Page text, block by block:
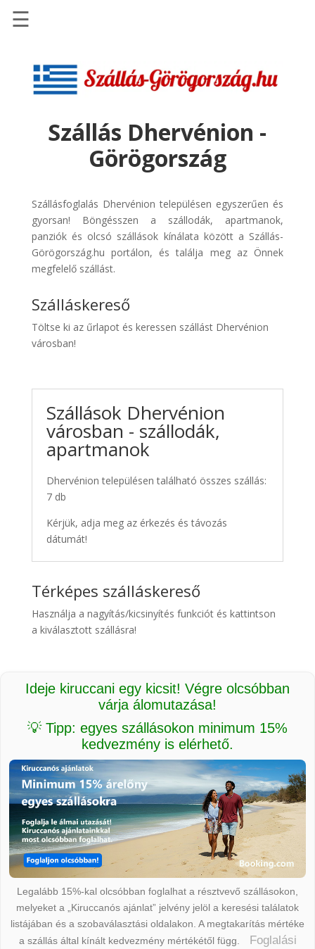
Szállások
Repülőjegy
pénzvisszatérítéssel
Discover
Cars
Transzfer
Kiwi
Taxi
☰
Szállás Dhervénion -
Görögország
Szállásfoglalás Dhervénion településen egyszerűen és
gyorsan! Böngésszen a szállodák, apartmanok,
panziók és olcsó szállások kínálata között a Szállás-
Görögország.hu portálon, és találja meg az Önnek
megfelelő szállást.
Szálláskereső
Töltse ki az űrlapot és keressen szállást Dhervénion
városban!
Szállások Dhervénion
városban - szállodák,
apartmanok
Dhervénion településen található összes szállás:
7 db
Kérjük, adja meg az érkezés és távozás
dátumát!
Térképes szálláskereső
Használja a nagyítás/kicsinyítés funkciót és kattintson
a kiválasztott szállásra!
Ideje kiruccani egy kicsit! Végre olcsóbban
várja álomutazása!
💡 Tipp: egyes szállásokon minimum 15%
kedvezmény is elérhető.
Legalább 15%-kal olcsóbban foglalhat a résztvevő szállásokon,
melyeket a „Kiruccanós ajánlat” jelvény jelöl a keresési találatok
listájában és a szobaválasztási oldalakon. A megtakarítás mértéke
a szállás által kínált kedvezmény mértékétől függ.
Foglalási